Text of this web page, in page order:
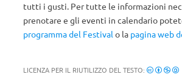
tutti i gusti. Per tutte le informazioni
prenotare e gli eventi in calendario
programma del Festival o la pagina web
LICENZA PER IL RIUTILIZZO DEL TESTO: